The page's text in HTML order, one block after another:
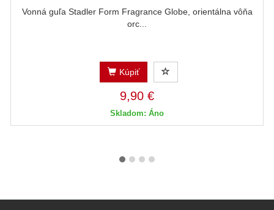
Vonná guľa Stadler Form Fragrance Globe, orientálna vôňa
orc...
Kúpiť
9,90 €
Skladom: Áno